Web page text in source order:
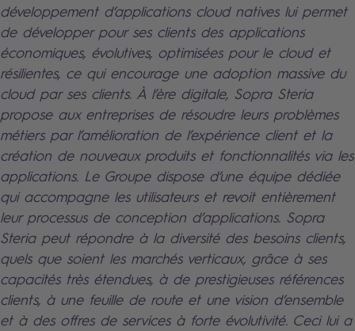
développement d’applications cloud natives lui permet
de développer pour ses clients des applications
économiques, évolutives, optimisées pour le cloud et
résilientes, ce qui encourage une adoption massive du
cloud par ses clients. À l’ère digitale, Sopra Steria
propose aux entreprises de résoudre leurs problèmes
métiers par l’amélioration de l’expérience client et la
création de nouveaux produits et fonctionnalités via les
applications. Le Groupe dispose d’une équipe dédiée
qui accompagne les utilisateurs et revoit entièrement
leur processus de conception d’applications. Sopra
Steria peut répondre à la diversité des besoins clients,
quels que soient les marchés verticaux, grâce à ses
capacités très étendues, à de prestigieuses références
clients, à une feuille de route et une vision d’ensemble
et à des offres de services à forte évolutivité. Ceci lui a